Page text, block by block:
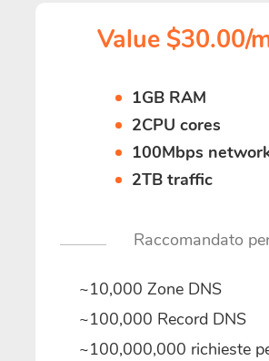
Value $30.00/
1GB RAM
2CPU cores
100Mbps
2TB traffic
Raccomandato
~10,000 Zone DNS
~100,000 Record DNS
~100,000,000 richieste